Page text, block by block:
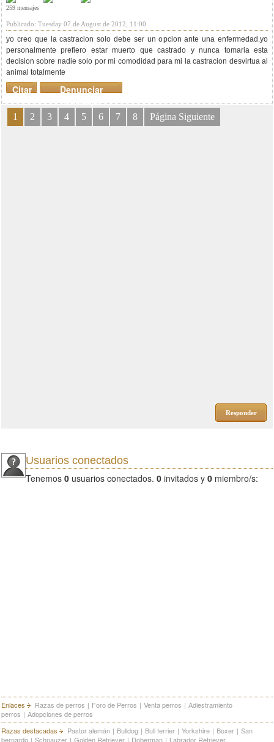
259 mensajes
Publicado: Tuesday 07 de August de 2012, 11:00
yo creo que la castracion solo debe ser un opcion ante una enfermedad.yo
personalmente prefiero estar muerto que castrado y nunca tomaria esta
decision sobre nadie solo por mi comodidad para mi la castracion desvirtua al
animal totalmente
Denunciar
mensaje
Citar
1 2 3 4 5 6 7 8 Página Siguiente
Responder
Usuarios conectados
Tenemos 0 usuarios conectados. 0 invitados y 0 miembro/s:
Enlaces Razas de perros | Foro de Perros | Venta perros | Adiestramiento
perros | Adopciones de perros
Razas destacadas
Pastor alemán | Bulldog | Bull terrier | Yorkshire | Boxer | San
bernardo | Schnauzer | Golden Retriever | Doberman | Labrador Retriever